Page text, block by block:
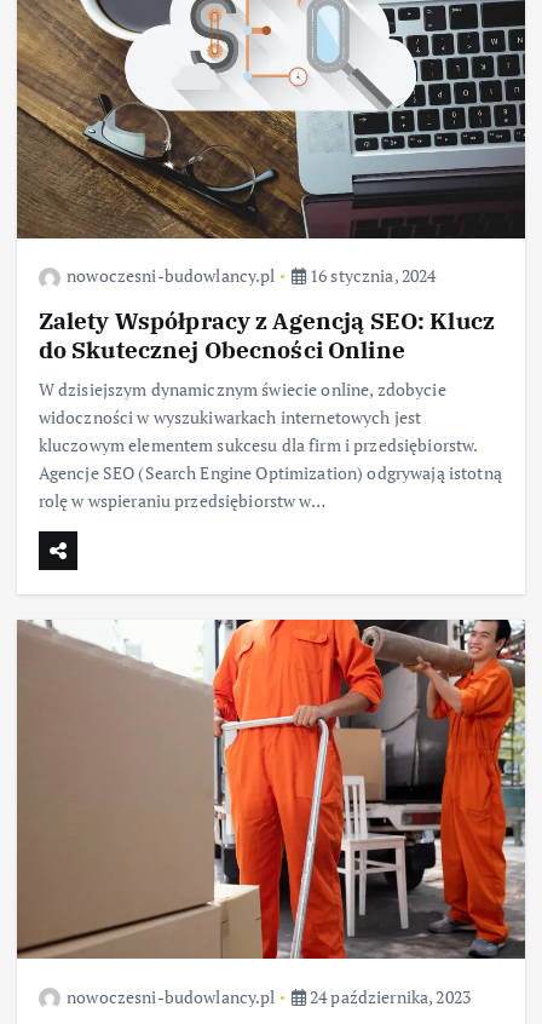
nowoczesni-budowlancy.pl 16 stycznia, 2024
Zalety Współpracy z Agencją SEO: Klucz
do Skutecznej Obecności Online
W dzisiejszym dynamicznym świecie online, zdobycie
widoczności w wyszukiwarkach internetowych jest
kluczowym elementem sukcesu dla firm i przedsiębiorstw.
Agencje SEO (Search Engine Optimization) odgrywają istotną
rolę w wspieraniu przedsiębiorstw w…
nowoczesni-budowlancy.pl 24 października, 2023